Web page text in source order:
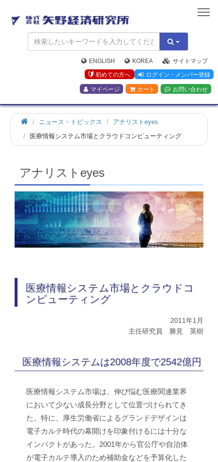
矢
野
経
済
研
究
所
ENGLISH KOREA
サイトマップ
初めての方へ
ログイン・メンバー登録
マイページ カート お問い合わせ
ホ
ー
ニュース・トピックス
アナリストeyes
医療情報システム市場とクラウドコンピューティング
アナリストeyes
医療情報システム市場とクラウドコ
ンピューティング
2011年1月
主任研究員 勝見 英樹
医療情報システムは2008年度で2542億円
医療情報システム市場は、伸び悩む医療関連業界
において少ない成長分野として位置づけられてき
た。特に、厚生労働省によるグランドデザインは
電子カルテ時代の幕開けを印象付けるには十分な
インパクトがあった。2001年から官公庁や自治体
が電子カルテ導入のため補助金などを予算化した